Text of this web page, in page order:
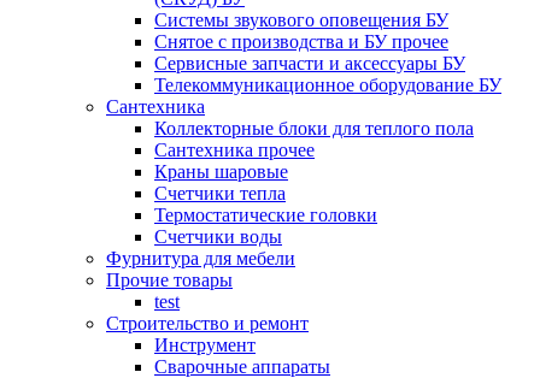
Системы звукового оповещения БУ
Снятое с производства и БУ прочее
Сервисные запчасти и аксессуары БУ
Телекоммуникационное оборудование БУ
Сантехника
Коллекторные блоки для теплого пола
Сантехника прочее
Краны шаровые
Счетчики тепла
Термоcтатические головки
Счетчики воды
Фурнитура для мебели
Прочие товары
test
Строительство и ремонт
Инструмент
Сварочные аппараты